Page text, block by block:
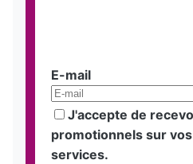
E-mail
J'accepte de
promotionnels sur
services.